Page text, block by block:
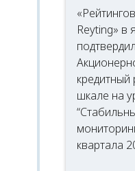
Reyting» в
кредитный
шкале на
квартала